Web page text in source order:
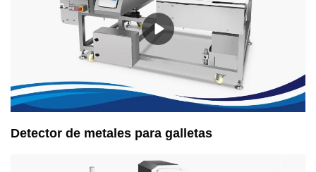
Detector de metales para galletas